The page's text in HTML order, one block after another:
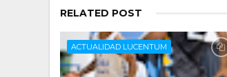
RELATED POST
ACTUALIDAD LUCENTUM